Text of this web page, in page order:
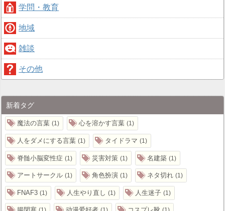
学問・教育
地域
雑談
その他
新着タグ
魔法の言葉 1 心を溶かす言葉 1
人をダメにする言葉 1 タイドラマ 1
脊髄小脳変性症 1 災害対策 1 名建築 1
アートサークル 1 角色扮演 1 ネタ切れ 1
FNAF3 1 人生やり直し 1 人生迷子 1